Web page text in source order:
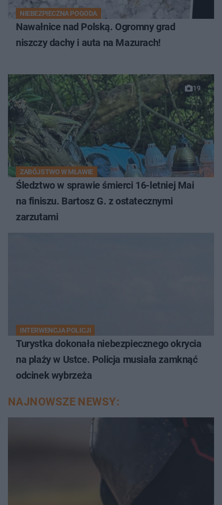
NIEBEZPIECZNA POGODA
Nawałnice nad Polską. Ogromny grad
niszczy dachy i auta na Mazurach!
19
ZABÓJSTWO W MŁAWIE
Śledztwo w sprawie śmierci 16-letniej Mai
na finiszu. Bartosz G. z ostatecznymi
zarzutami
INTERWENCJA POLICJI
Turystka dokonała niebezpiecznego okrycia
na plaży w Ustce. Policja musiała zamknąć
odcinek wybrzeża
NAJNOWSZE NEWSY: